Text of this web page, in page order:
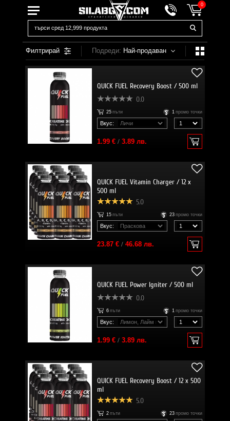
0
Филтрирай Подреди: Най-продаван
QUICK FUEL Recovery Boost / 500 ml
0.0
25 пъти 1 промо точки
Вкус:
1.99 €/ 3.89 лв.
QUICK FUEL Vitamin Charger / 12 x
500 ml
5.0
15 пъти 23 промо точки
Вкус:
23.87 €/ 46.68 лв.
QUICK FUEL Power Igniter / 500 ml
0.0
6 пъти 1 промо точки
Вкус:
1.99 €/ 3.89 лв.
QUICK FUEL Recovery Boost / 12 x 500
ml
5.0
2 пъти 23 промо точки